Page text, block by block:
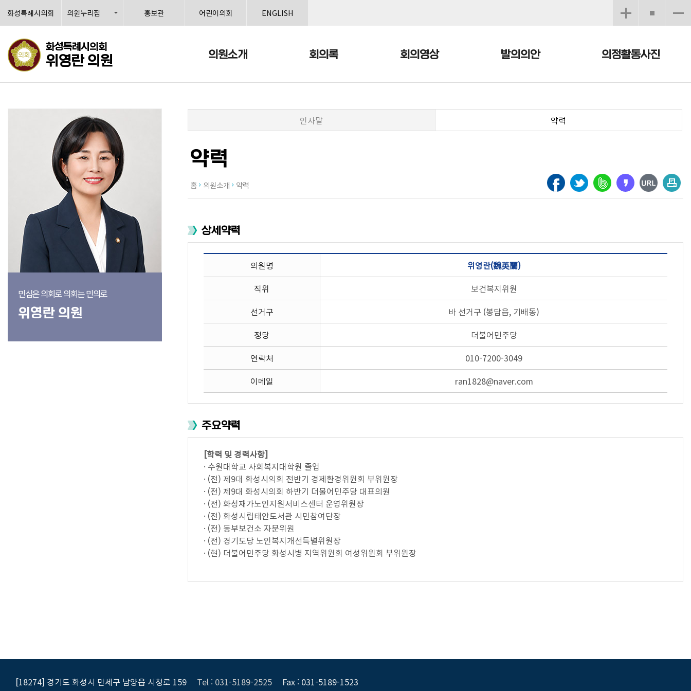
화성특례시의회
위영란 의원
화성특례시의회 의원누리집 홍보관 어린이의회 ENGLISH
의원소개 회의록 회의영상 발의의안 의정활동사진
민심은 의회로 의회는 민의로
위영란 의원
인사말 약력
홈 의원소개 약력
약력
상세약력
의원명
위영란(魏英蘭)
직위
보건복지위원
선거구
바 선거구 (봉담읍, 기배동)
정당
더불어민주당
연락처
010-7200-3049
이메일
ran1828@naver.com
주요약력
[학력 및 경력사항]
· 수원대학교 사회복지대학원 졸업
· (전) 제9대 화성시의회 전반기 경제환경위원회 부위원장
· (전) 제9대 화성시의회 하반기 더불어민주당 대표의원
· (전) 화성재가노인지원서비스센터 운영위원장
· (전) 화성시립태안도서관 시민참여단장
· (전) 동부보건소 자문위원
· (전) 경기도당 노인복지개선특별위원장
· (현) 더불어민주당 화성시병 지역위원회 여성위원회 부위원장
[18274] 경기도 화성시 만세구 남양읍 시청로 159 Tel : 031-5189-2525
Fax : 031-5189-1523